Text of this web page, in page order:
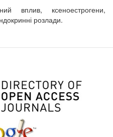
вплив, ксеноестрогени,
розлади.